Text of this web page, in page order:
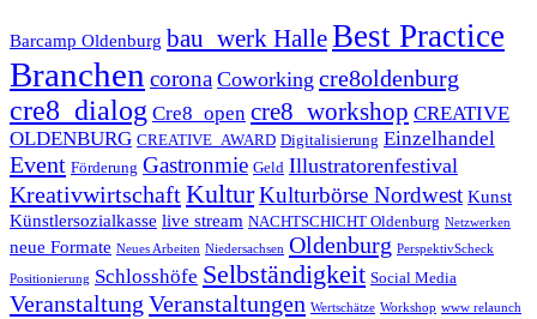
Barcamp Oldenburg bau_werk HalleBest Practice
Branchen corona Coworking cre8oldenburg
cre8_dialog Cre8_open cre8_workshop CREATIVE
OLDENBURG CREATIVE_AWARD Digitalisierung Einzelhandel
Event Förderung Gastronmie Geld Illustratorenfestival
KreativwirtschaftKulturKulturbörse Nordwest Kunst
Künstlersozialkasse live stream NACHTSCHICHT Oldenburg Netzwerken
neue Formate Neues Arbeiten Niedersachsen Oldenburg PerspektivScheck
Positionierung Schlosshöfe Selbständigkeit Social Media
Veranstaltung Veranstaltungen Wertschätze Workshop www relaunch